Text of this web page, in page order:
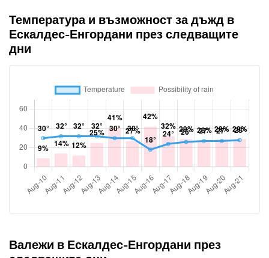
Температура и възможност за дъжд в
Ескалдес-Енгордани през следващите
дни
Валежи в Ескалдес-Енгордани през